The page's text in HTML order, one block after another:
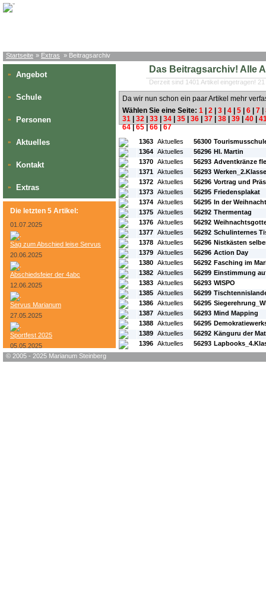
Startseite » Extras » Beitragsarchiv
» Angebot
» Schule
» Personen
» Aktuelles
» Kontakt
» Extras
Die letzten 5 Artikel:
01.07.2025
Sag zum Abschied leise Servus
20.06.2025
Abschiedsfeier der 4abc
12.06.2025
Servus Marianum
27.05.2025
Sportfest 2025
05.05.2025
Das Beitragsarchiv! Alle
Derzeit sind 1401 Artikel eingetragen!
Da wir nun schon ein paar Artikel mehr
Wählen Sie eine Seite: 1 2 3 4 5 6 7
31
32 33 34 35 36 37 38 39 40
64|65|66|67
#L: #ID: #Rubrik:
1363 Aktuelles 56300
1364 Aktuelles 56296 Hl. Martin
1370 Aktuelles 56293 Adventkränze
1371 Aktuelles 56293 Werken_2.Klasse
1372 Aktuelles 56296 Vortrag und
1373 Aktuelles 56295 Friedensplakat
1374 Aktuelles 56295 In der
1375 Aktuelles 56292 Thermentag
1376 Aktuelles 56292
1377 Aktuelles 56292 Schulinternes
1378 Aktuelles 56296 Nistkästen
1379 Aktuelles 56296 Action Day
1380 Aktuelles 56292 Fasching im
1382 Aktuelles 56299 Einstimmung
1383 Aktuelles 56293 WISPO
1385 Aktuelles 56299
1386 Aktuelles 56295
1387 Aktuelles 56293 Mind Mapping
1388 Aktuelles 56295
1389 Aktuelles 56292 Känguru der
1396 Aktuelles 56293
© 2005 - 2025 Marianum Steinberg